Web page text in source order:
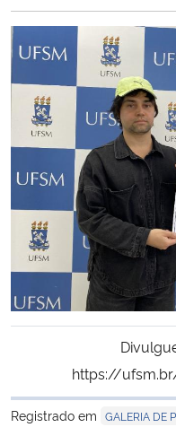
Ministério da Cidadania
Ministério da Saúde
Ministério de Minas e Energia
Ministério da Ciência,
Ministério do Meio Ambiente
Ministério do Turismo
Ministério do Desenvolvimento
Controladoria-Geral da União
Ministério da Mulher, da Família
https://
Registrado em GALERIA DE